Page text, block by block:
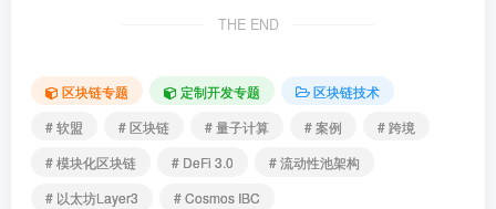
THE END
区块链专题 定制开发专题
区块链技术
# 软盟
# 区块链 # 量子计算 # 案例
# 跨境
# 模块化区块链
# DeFi 3.0
# 流动性池架构
# 以太坊Layer3
# Cosmos IBC